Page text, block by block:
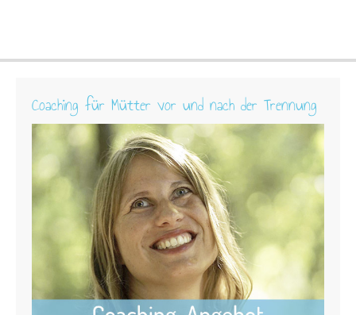
Coaching für Mütter vor und nach der Trennung